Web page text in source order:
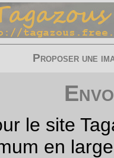
Proposer une
le site
en